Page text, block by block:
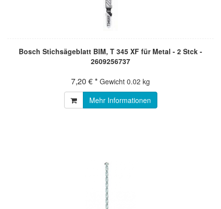
Bosch Stichsägeblatt BIM, T 345 XF für Metal - 2 Stck -
2609256737
7,20 € * Gewicht 0.02 kg
Mehr Informationen